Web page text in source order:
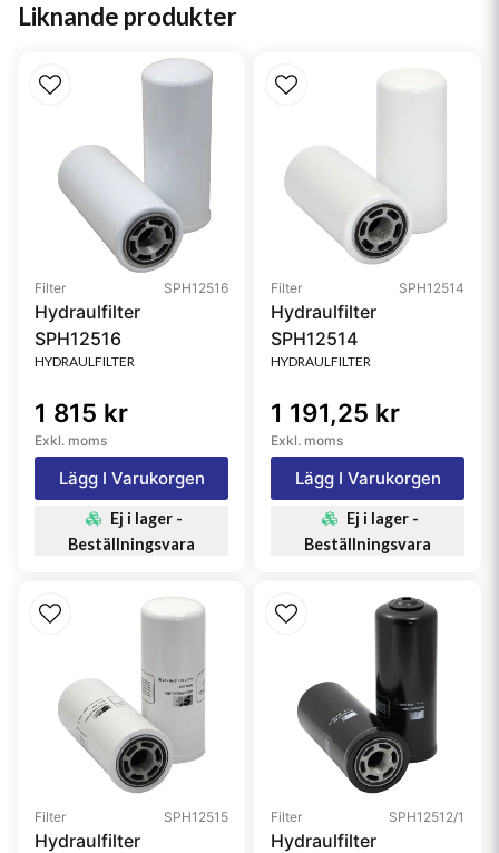
Liknande produkter
Filter SPH12516
Hydraulfilter
SPH12516
HYDRAULFILTER
1 815 kr
Exkl. moms
Lägg I Varukorgen
Ej i lager -
Beställningsvara
Filter SPH12514
Hydraulfilter
SPH12514
HYDRAULFILTER
1 191,25 kr
Exkl. moms
Lägg I Varukorgen
Ej i lager -
Beställningsvara
Filter SPH12515
Hydraulfilter
Filter SPH12512/1
Hydraulfilter